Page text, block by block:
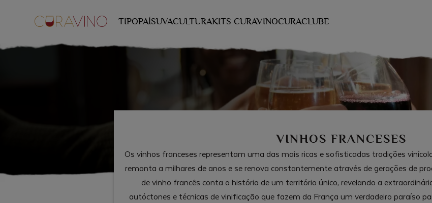
TIPOPAÍSUVACULTURAKITS CURAVINOCURACLUBE
VINHOS FRANCESES
Os vinhos franceses representam uma das mais ricas e sofisticadas tradições
remonta a milhares de anos e se renova constantemente através de gerações de
de vinho francês conta a história de um território único, revelando a
autóctones e técnicas de vinificação que fazem da França um verdadeiro paraíso